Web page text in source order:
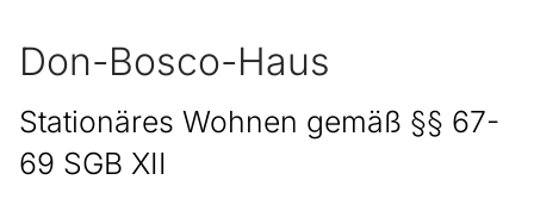
Don-Bosco-Haus
Stationäres Wohnen gemäß §§ 67-
69 SGB XII